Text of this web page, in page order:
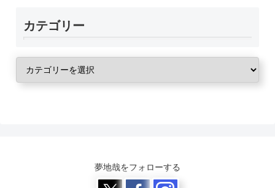
カテゴリー
夢地哉をフォローする